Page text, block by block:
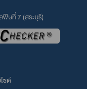
พิษที่ 7 (สระบุรี)
ซต์